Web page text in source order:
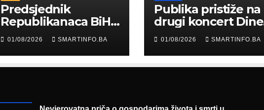
Predsjednik
Republikanaca BiH
Edin Garaplija
prisustvovao
prezentaciji
Federalnog sajma
01/08/2026 SMARTINFO.BA
Publika pristiže na
drugi koncert Dine
Merlina na Koševu
01/08/2026 SMARTINFO.BA